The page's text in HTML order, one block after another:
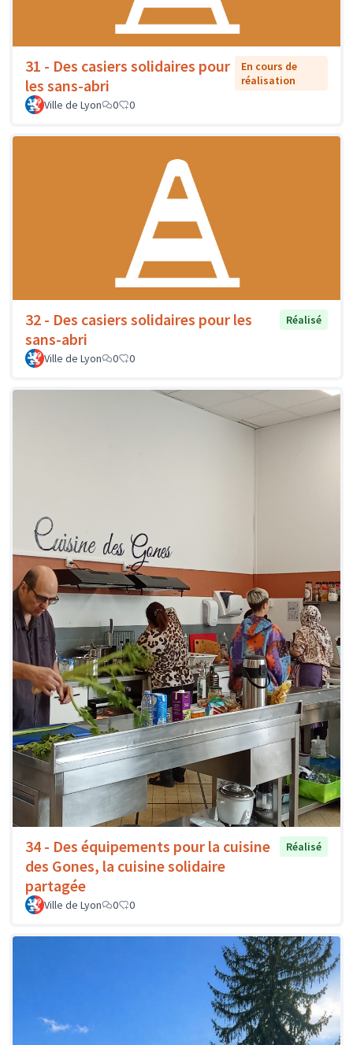
31 - Des casiers solidaires pour
les sans-abri
En cours de
réalisation
Ville de Lyon
0 0
32 - Des casiers solidaires pour les
sans-abri
Réalisé
Ville de Lyon 0 0
34 - Des équipements pour la cuisine
des Gones, la cuisine solidaire
partagée
Réalisé
Ville de Lyon 0 0